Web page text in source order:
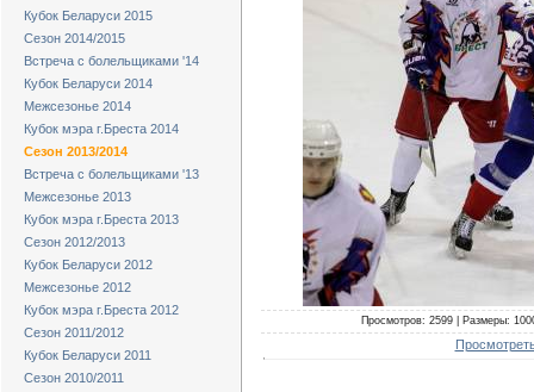
Кубок Беларуси 2015
Сезон 2014/2015
Встреча с болельщиками '14
Кубок Беларуси 2014
Межсезонье 2014
Кубок мэра г.Бреста 2014
Сезон 2013/2014
Встреча с болельщиками '13
Межсезонье 2013
Кубок мэра г.Бреста 2013
Сезон 2012/2013
Кубок Беларуси 2012
Межсезонье 2012
Кубок мэра г.Бреста 2012
Сезон 2011/2012
Кубок Беларуси 2011
Сезон 2010/2011
Просмотров: 2599 | Размеры: